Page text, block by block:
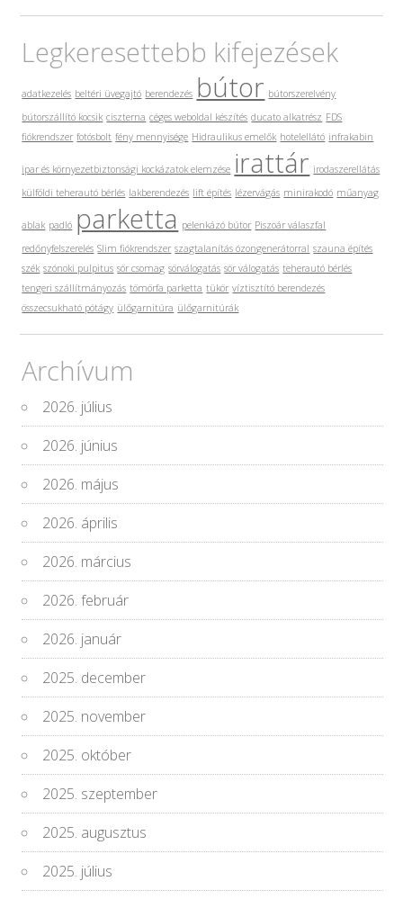
Legkeresettebb kifejezések
adatkezelés beltéri üvegajtó berendezés bútor bútorszerelvény
bútorszállító kocsik ciszterna céges weboldal készítés ducato alkatrész FDS
fiókrendszer fotósbolt fény mennyisége Hidraulikus emelők hotelellátó infrakabin
ipar és környezetbiztonsági kockázatok elemzése irattár irodaszerellátás
külföldi teherautó bérlés lakberendezés lift építés lézervágás minirakodó műanyag
ablak padló parketta pelenkázó bútor Piszoár válaszfal
redőnyfelszerelés Slim fiókrendszer szagtalanítás ózongenerátorral szauna építés
szék szónoki pulpitus sör csomag sörválogatás sör válogatás teherautó bérlés
tengeri szállítmányozás tömörfa parketta tükör víztisztító berendezés
összecsukható pótágy ülőgarnitúra ülőgarnitúrák
Archívum
2026. július
2026. június
2026. május
2026. április
2026. március
2026. február
2026. január
2025. december
2025. november
2025. október
2025. szeptember
2025. augusztus
2025. július